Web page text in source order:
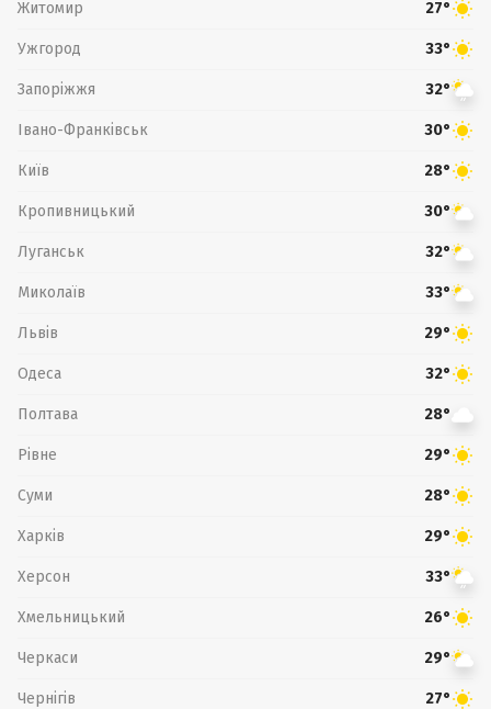
Житомир 27°
Ужгород 33°
Запоріжжя 32°
Івано-Франківськ 30°
Київ 28°
Кропивницький 30°
Луганськ 32°
Миколаїв 33°
Львів 29°
Одеса 32°
Полтава 28°
Рівне 29°
Суми 28°
Харків 29°
Херсон 33°
Хмельницький 26°
Черкаси 29°
Чернігів 27°